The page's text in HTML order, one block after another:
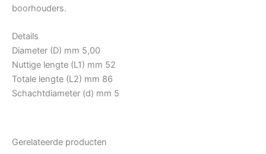
boorhouders.
Details
Diameter (D) mm 5,00
Nuttige lengte (L1) mm 52
Totale lengte (L2) mm 86
Schachtdiameter (d) mm 5
Gerelateerde producten